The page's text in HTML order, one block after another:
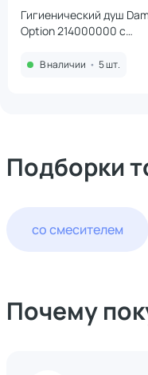
Гигиенический душ
Option 214000000 с
внутренней частью
В наличии • 5 шт.
Подборки
со смесителем
Почему